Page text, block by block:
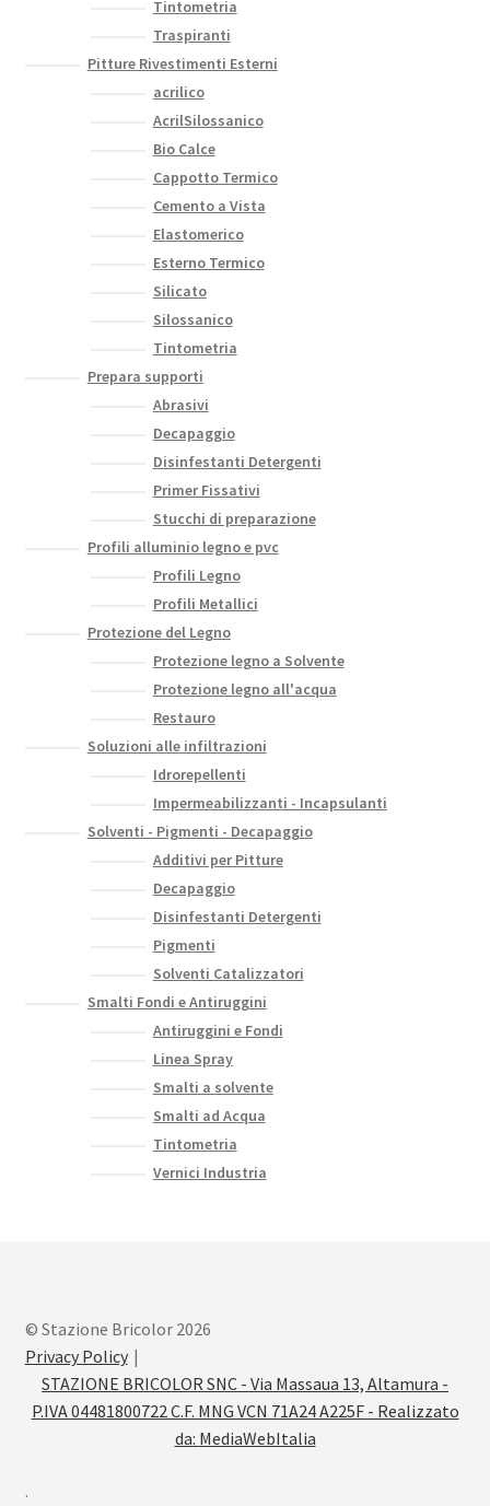
Tintometria
Traspiranti
Pitture Rivestimenti Esterni
acrilico
AcrilSilossanico
Bio Calce
Cappotto Termico
Cemento a Vista
Elastomerico
Esterno Termico
Silicato
Silossanico
Tintometria
Prepara supporti
Abrasivi
Decapaggio
Disinfestanti Detergenti
Primer Fissativi
Stucchi di preparazione
Profili alluminio legno e pvc
Profili Legno
Profili Metallici
Protezione del Legno
Protezione legno a Solvente
Protezione legno all'acqua
Restauro
Soluzioni alle infiltrazioni
Idrorepellenti
Impermeabilizzanti - Incapsulanti
Solventi - Pigmenti - Decapaggio
Additivi per Pitture
Decapaggio
Disinfestanti Detergenti
Pigmenti
Solventi Catalizzatori
Smalti Fondi e Antiruggini
Antiruggini e Fondi
Linea Spray
Smalti a solvente
Smalti ad Acqua
Tintometria
Vernici Industria
© Stazione Bricolor 2026
Privacy Policy
STAZIONE BRICOLOR SNC - Via Massaua 13, Altamura -
P.IVA 04481800722 C.F. MNG VCN 71A24 A225F - Realizzato
da: MediaWebItalia
.